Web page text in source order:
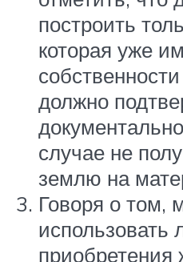
построить
которая уже
должно
случае не
землю на
Говоря о том,
использовать
приобретения